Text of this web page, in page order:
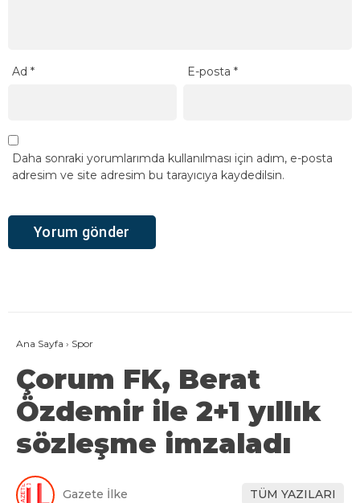
Ad * E-posta*
Daha sonraki yorumlarımda kullanılması için adım, e-posta
adresim ve site adresim bu tarayıcıya kaydedilsin.
Ana Sayfa › Spor
Çorum FK, Berat
Özdemir ile 2+1 yıllık
sözleşme imzaladı
Gazete İlke TÜM YAZILARI